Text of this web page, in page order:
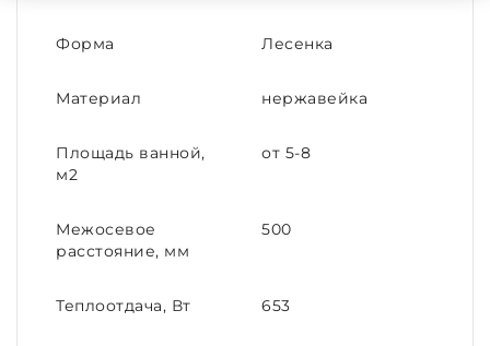
Форма Лесенка
Материал нержавейка
Площадь ванной,
м2
от 5-8
Межосевое
расстояние, мм
500
Теплоотдача, Вт 653